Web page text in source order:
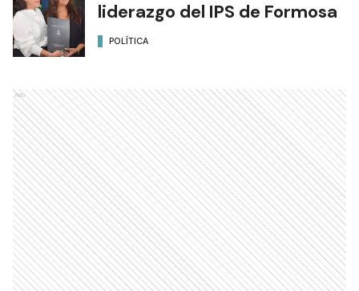
liderazgo del IPS de Formosa
POLÍTICA
Ads